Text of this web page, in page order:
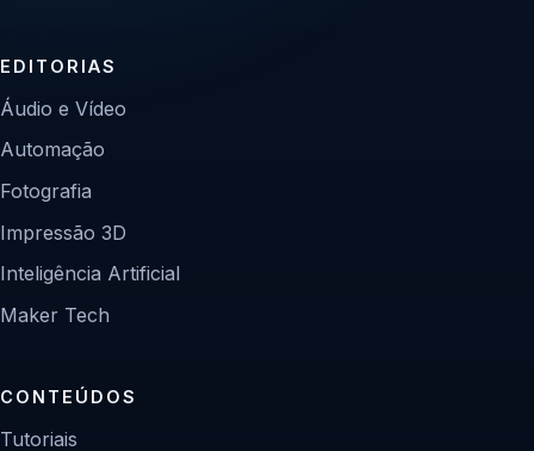
EDITORIAS
Áudio e Vídeo
Automação
Fotografia
Impressão 3D
Inteligência Artificial
Maker Tech
CONTEÚDOS
Tutoriais